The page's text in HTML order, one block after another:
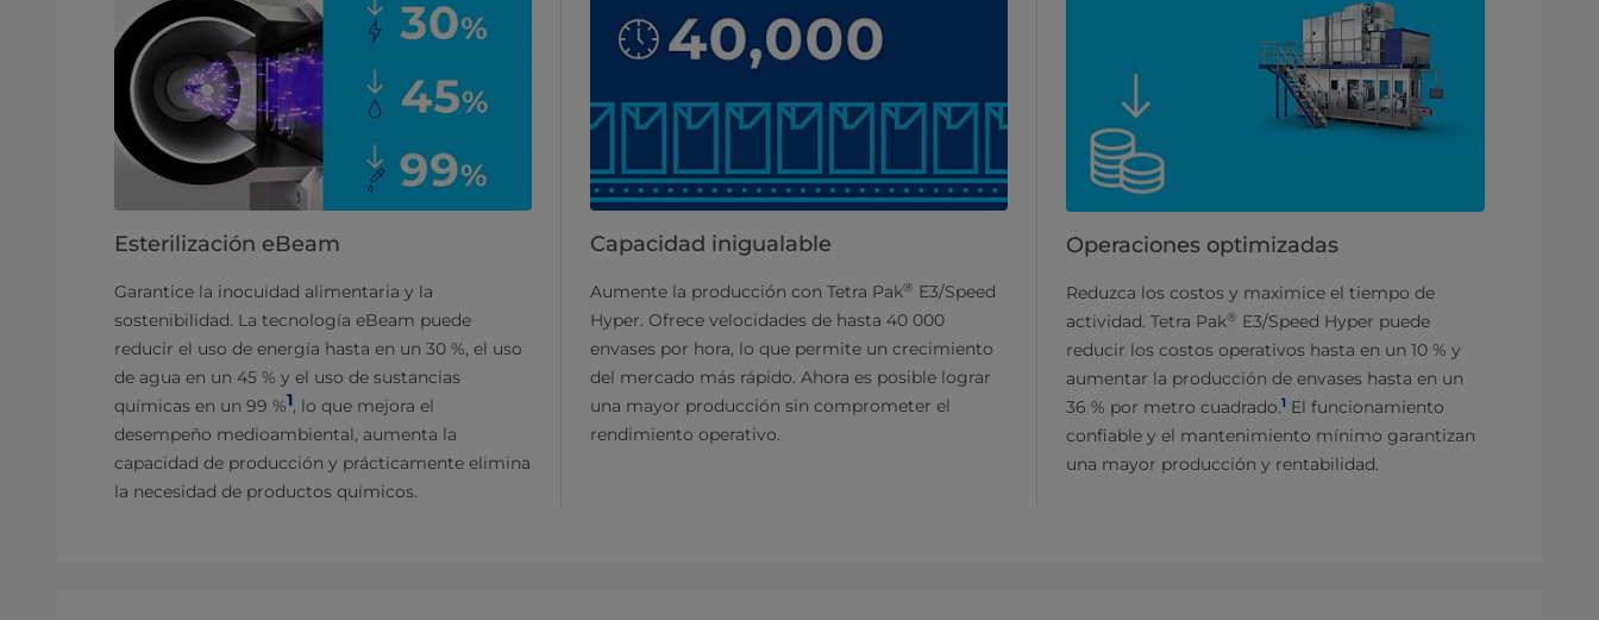
Esterilización eBeam
Garantice la inocuidad alimentaria y la
sostenibilidad. La tecnología eBeam puede
reducir el uso de energía hasta en un 30 %, el uso
de agua en un 45 % y el uso de sustancias
químicas en un 99 %1, lo que mejora el
desempeño medioambiental, aumenta la
capacidad de producción y prácticamente elimina
la necesidad de productos químicos.
Capacidad inigualable
Aumente la producción con Tetra Pak® E3/Speed
Hyper. Ofrece velocidades de hasta 40 000
envases por hora, lo que permite un crecimiento
del mercado más rápido. Ahora es posible lograr
una mayor producción sin comprometer el
rendimiento operativo.
Operaciones optimizadas
Reduzca los costos y maximice el tiempo de
actividad. Tetra Pak® E3/Speed Hyper puede
reducir los costos operativos hasta en un 10 % y
aumentar la producción de envases hasta en un
36 % por metro cuadrado.1 El funcionamiento
confiable y el mantenimiento mínimo garantizan
una mayor producción y rentabilidad.